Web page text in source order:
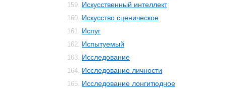
159. Искусственный интеллект
160. Искусство сценическое
161. Испуг
162. Испытуемый
163. Исследование
164. Исследование личности
165. Исследование лонгитюдное